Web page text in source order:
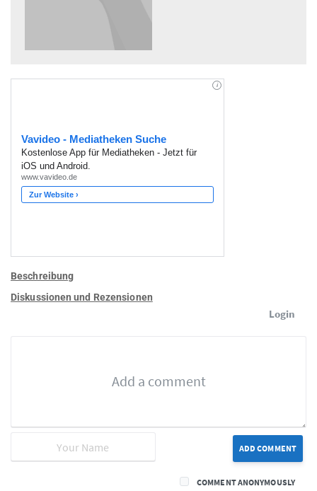
Beschreibung
Diskussionen und Rezensionen
Login
ADD COMMENT
COMMENT ANONYMOUSLY